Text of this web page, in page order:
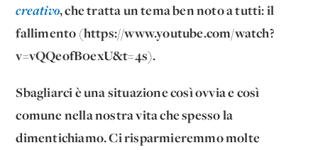
creativo, che tratta un tema ben noto a tutti: il
fallimento (https://www.youtube.com/watch?
v=vQQeofB0exU&t=4s).
Sbagliarci è una situazione così ovvia e così
comune nella nostra vita che spesso la
dimentichiamo. Ci risparmieremmo molte